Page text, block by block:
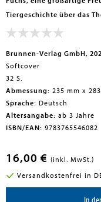
submenu
Tiergeschichte über das
Brunnen-Verlag GmbH,
Softcover
32 S.
Abmessung: 235 mm x
Sprache: Deutsch
Altersangabe: ab 3 Jahre
ISBN/EAN: 9783765546082
16,00 € (inkl. MwSt.)
Versandkostenfrei in